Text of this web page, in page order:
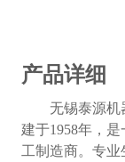
产品详细
无锡泰源机器
建于1958年，是
工制造商。专